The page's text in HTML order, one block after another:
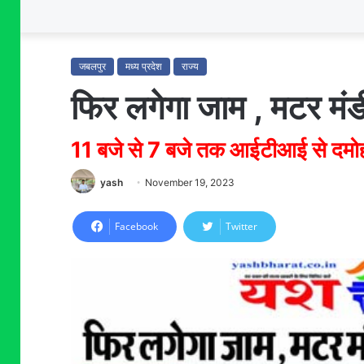
जबलपुर मध्य प्रदेश राज्य
फिर लगेगा जाम , मटर
11 बजे से 7 बजे तक आईटीआई से दमोह
yash November 19, 2023
Facebook Twitter